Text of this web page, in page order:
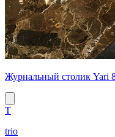
Журнальный столик Yari
T
trio